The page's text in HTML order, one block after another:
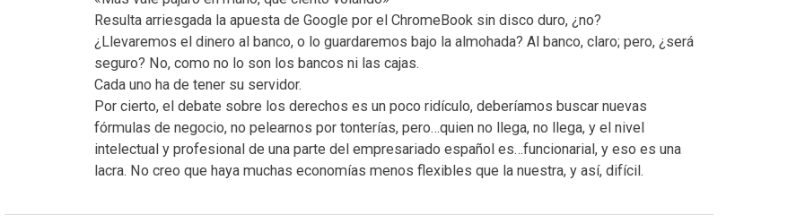
Resulta arriesgada la apuesta de Google por el ChromeBook sin disco duro, ¿no?
¿Llevaremos el dinero al banco, o lo guardaremos bajo la almohada? Al banco, claro; pero, ¿será
seguro? No, como no lo son los bancos ni las cajas.
Cada uno ha de tener su servidor.
Por cierto, el debate sobre los derechos es un poco ridículo, deberíamos buscar nuevas
fórmulas de negocio, no pelearnos por tonterías, pero…quien no llega, no llega, y el nivel
intelectual y profesional de una parte del empresariado español es…funcionarial, y eso es una
lacra. No creo que haya muchas economías menos flexibles que la nuestra, y así, difícil.